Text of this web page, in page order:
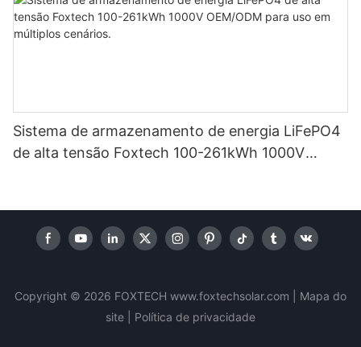
Sistema de armazenamento de energia LiFePO4
de alta tensão Foxtech 100-261kWh 1000V
Copyright © 2026 FOXTECH www.foxtechsolar.com
Mapa do
site |
Política de privacidade